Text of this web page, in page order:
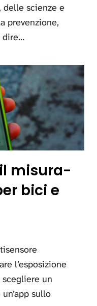
delle scienze e
prevenzione,
dire…
il misura-
bici e
l’esposizione
un
sullo